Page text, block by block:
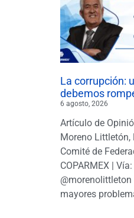
La corrupción:
debemos
6 agosto, 2026
Artículo de
Moreno Littletón,
Comité de
COPARMEX |
@morenolittleton
mayores